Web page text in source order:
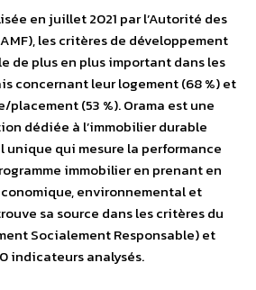
en juillet 2021 par l’Autorité des
les critères de développement
de plus en plus important dans les
concernant leur logement (68 %) et
placement (53 %). Orama est une
dédiée à l’immobilier durable
unique qui mesure la performance
immobilier en prenant en
environnemental et
sa source dans les critères du
Socialement Responsable) et
indicateurs analysés.